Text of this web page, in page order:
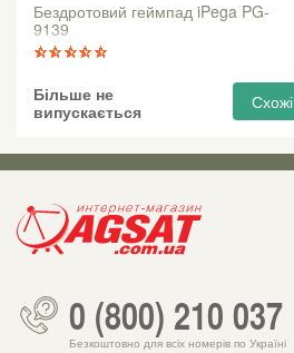
Бездротовий геймпад iPega PG-
9139
Більше не
випускається
Схожі
0 (800) 210 037
Безкоштовно для всіх номерів по Україні